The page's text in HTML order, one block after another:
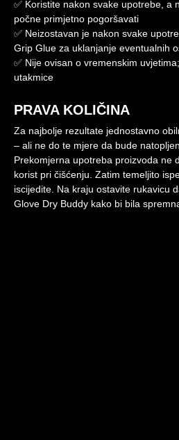
✅ Koristite nakon svake upotrebe, a
počne primjetno pogoršavati
✅ Neizostavan je nakon svake
Grip Glue za uklanjanje eventualnih
✅ Nije ovisan o vremenskim
utakmice
PRAVA KOLIČINA
Za najbolje rezultate jednostavno
– ali ne do te mjere da bude
Prekomjerna upotreba proizvoda ne
korist pri čišćenju. Zatim temeljito
iscijedite. Na kraju ostavite rukavicu
Glove Dry Buddy kako bi bila